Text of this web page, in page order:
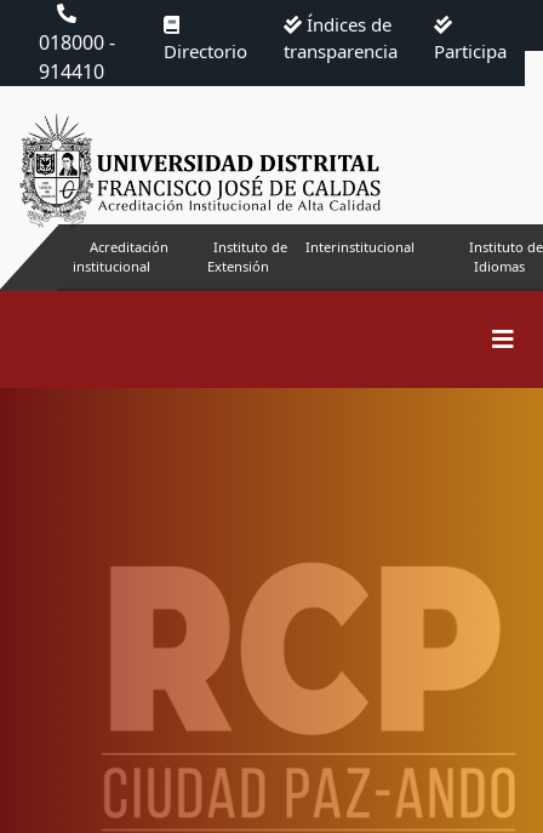
018000 -
914410
Directorio
Índices de
transparencia
Participa
Acreditación
institucional
Instituto de
Extensión
Interinstitucional
Instituto de
Idiomas